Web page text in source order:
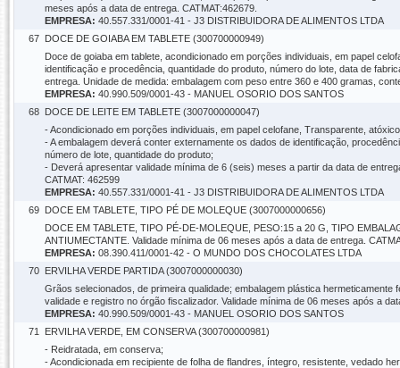
meses após a data de entrega. CATMAT:462679.
EMPRESA: 40.557.331/0001-41 - J3 DISTRIBUIDORA DE ALIMENTOS LTDA
67 DOCE DE GOIABA EM TABLETE (300700000949)
Doce de goiaba em tablete, acondicionado em porções individuais, em papel
identificação e procedência, quantidade do produto, número do lote, data de
entrega. Unidade de medida: embalagem com peso entre 360 e 400 gramas,
EMPRESA: 40.990.509/0001-43 - MANUEL OSORIO DOS SANTOS
68 DOCE DE LEITE EM TABLETE (3007000000047)
- Acondicionado em porções individuais, em papel celofane, Transparente,
- A embalagem deverá conter externamente os dados de identificação,
número de lote, quantidade do produto;
- Deverá apresentar validade mínima de 6 (seis) meses a partir da data de
CATMAT: 462599
EMPRESA: 40.557.331/0001-41 - J3 DISTRIBUIDORA DE ALIMENTOS LTDA
69 DOCE EM TABLETE, TIPO PÉ DE MOLEQUE (3007000000656)
DOCE EM TABLETE, TIPO PÉ-DE-MOLEQUE, PESO:15 a 20 G, TIPO
ANTIUMECTANTE. Validade mínima de 06 meses após a data de entrega.
EMPRESA: 08.390.411/0001-42 - O MUNDO DOS CHOCOLATES LTDA
70 ERVILHA VERDE PARTIDA (3007000000030)
Grãos selecionados, de primeira qualidade; embalagem plástica
validade e registro no órgão fiscalizador. Validade mínima de 06 meses após a
EMPRESA: 40.990.509/0001-43 - MANUEL OSORIO DOS SANTOS
71
ERVILHA VERDE, EM CONSERVA (300700000981)
- Reidratada, em conserva;
- Acondicionada em recipiente de folha de flandres, íntegro, resistente, vedado